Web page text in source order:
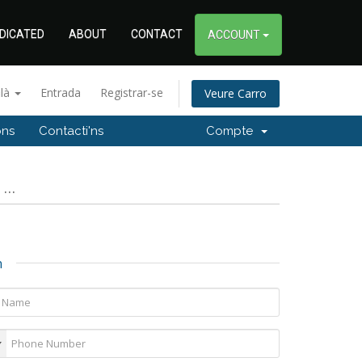
ABOUT CONTACT ACCOUNT
Entrada Registrar-se Veure Carro
Contacti'ns Compte